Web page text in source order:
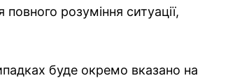
розуміння ситуації,
буде окремо вказано на